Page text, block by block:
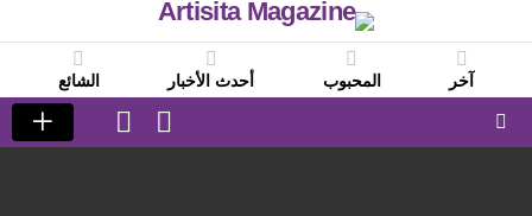
آخر المحبوب أحدث الأخبار الشائع
SWITCH
SKIN
LOGIN